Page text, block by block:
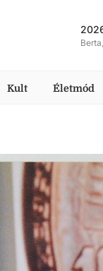
Kult Életmód